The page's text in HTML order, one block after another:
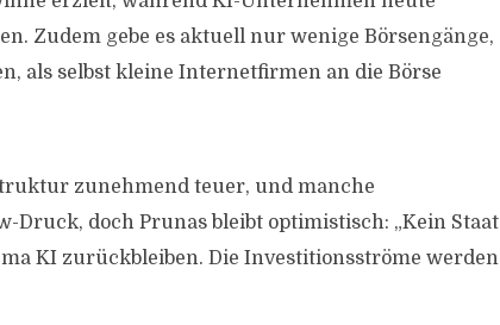
Zudem gebe es aktuell nur wenige Börsengänge,
als selbst kleine Internetfirmen an die Börse
zunehmend teuer, und manche
Druck, doch Prunas bleibt optimistisch: „Kein Staat
KI zurückbleiben. Die Investitionsströme werden